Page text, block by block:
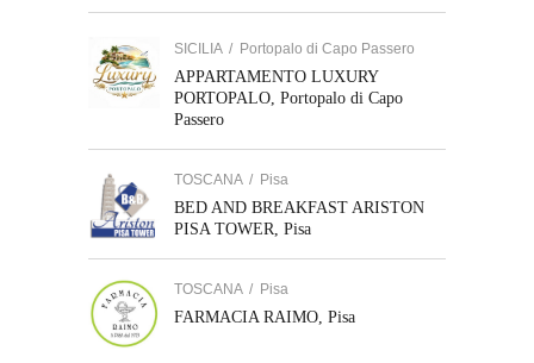
SICILIA / Portopalo di Capo Passero
APPARTAMENTO LUXURY
PORTOPALO, Portopalo di Capo
Passero
TOSCANA / Pisa
BED AND BREAKFAST ARISTON
PISA TOWER, Pisa
TOSCANA / Pisa
FARMACIA RAIMO, Pisa